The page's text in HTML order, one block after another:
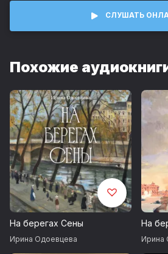
СЛУШАТЬ
Похожие
На берегах Сены
Ирина Одоевцева
На
Ирина